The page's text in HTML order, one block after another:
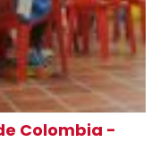
Colombia -